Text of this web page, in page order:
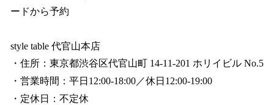
ードから予約
style table 代官山本店
・住所：東京都渋⾕区代官⼭町 14-11-201 ホリイビル No.5
・営業時間：平日12:00-18:00／休日12:00-19:00
・定休⽇：不定休